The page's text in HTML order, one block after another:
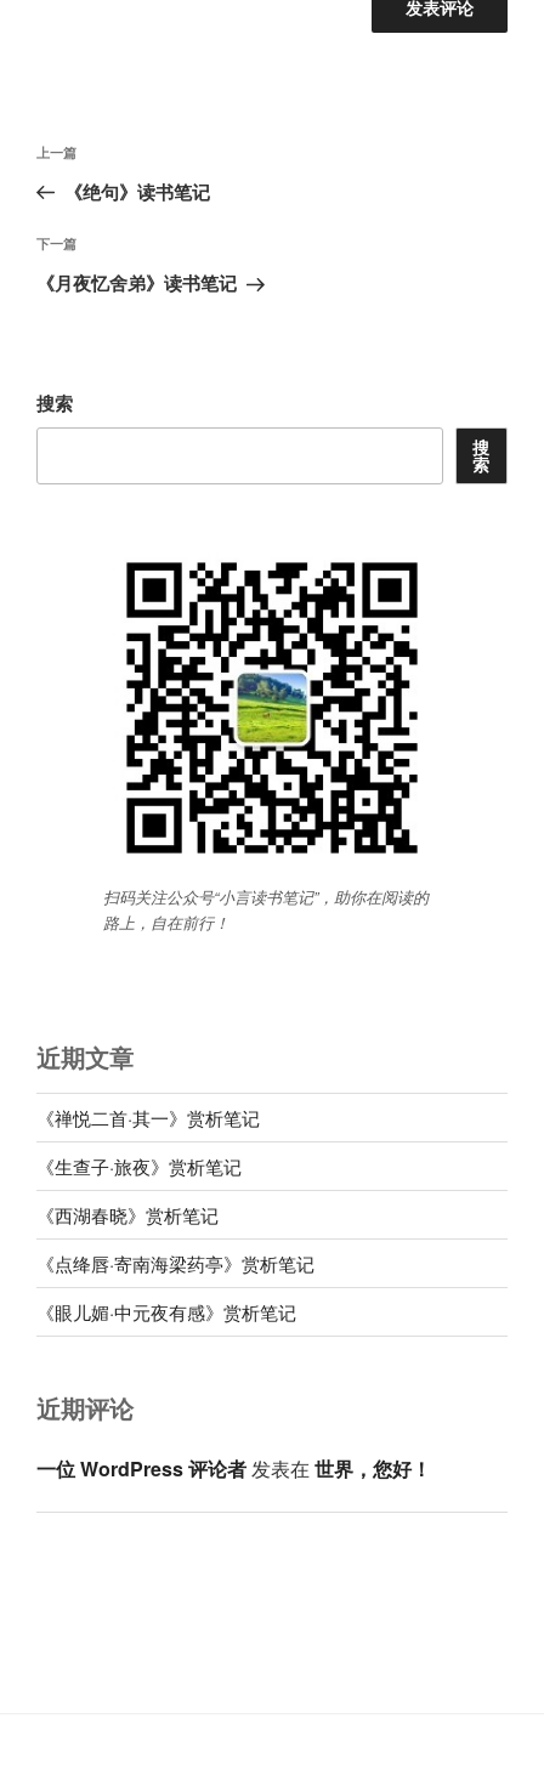
文
导
航
上
一
文
章
上一篇
《绝句》读书笔记
下
一
下一篇
《月夜忆舍弟》读书笔记
搜索
搜
索
扫码关注公众号“小言读书笔记”，助你在阅读的
路上，自在前行！
近期文章
《禅悦二首·其一》赏析笔记
《生查子·旅夜》赏析笔记
《西湖春晓》赏析笔记
《点绛唇·寄南海梁药亭》赏析笔记
《眼儿媚·中元夜有感》赏析笔记
近期评论
一位 WordPress 评论者发表在 世界，您好！